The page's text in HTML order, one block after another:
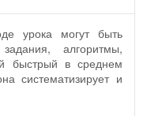
урока могут быть
алгоритмы,
быстрый в среднем
систематизирует и